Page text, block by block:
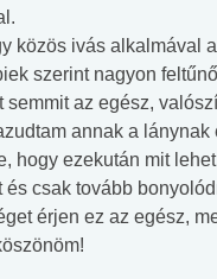
közös ivás alkalmával
szerint nagyon
semmit az egész,
annak a
hogy ezekután mit
és csak tovább
érjen ez az egész,